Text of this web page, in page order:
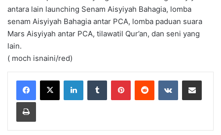
antara lain launching Senam Aisyiyah Bahagia, lomba
senam Aisyiyah Bahagia antar PCA, lomba paduan suara
Mars Aisyiyah antar PCA, tilawatil Qur’an, dan seni yang
lain.
( moch isnaini/red)